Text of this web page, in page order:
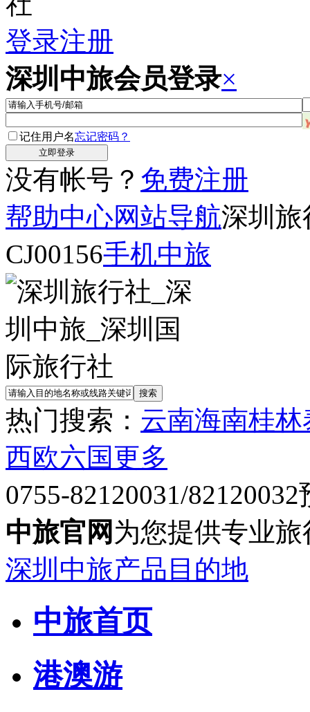
登录注册
深圳中旅会员登录×
记住用户名忘记密码？
没有帐号？ 免费注册
帮助中心网站导航深圳旅
CJ00156手机中旅
热门搜索： 云南海南桂林
西欧六国更多
0755-82120031/82120032
中旅官网 为您提供专业
深圳中旅产品目的地
中旅首页
港澳游